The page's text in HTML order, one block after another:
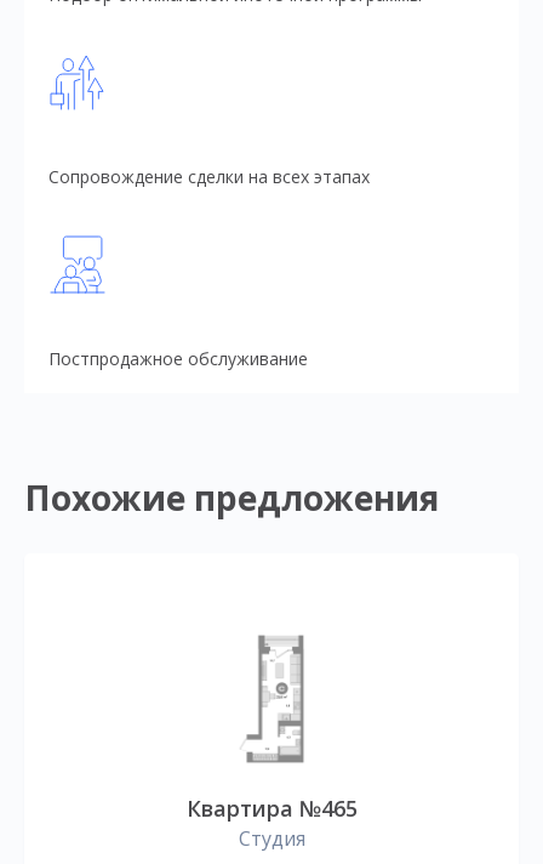
Сопровождение сделки на всех этапах
Постпродажное обслуживание
Похожие предложения
Квартира №465
Студия